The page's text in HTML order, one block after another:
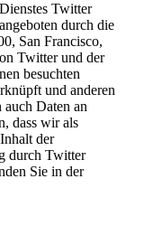
Twitter
durch die
San Francisco,
Twitter und der
besuchten
und anderen
Daten an
dass wir als
der
durch Twitter
Sie in der